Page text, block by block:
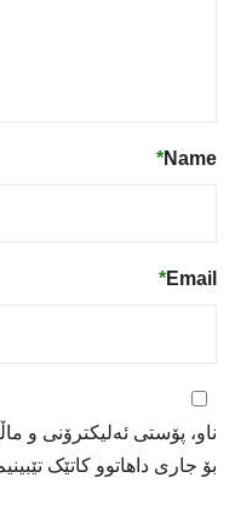
Name
*
Email
*
ناو، پۆستی ئەلیکترۆنی و
بۆ جاری داهاتوو کاتێک